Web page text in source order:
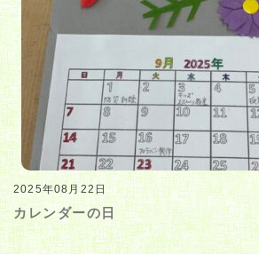
2025年08月22日
カレンダーの日